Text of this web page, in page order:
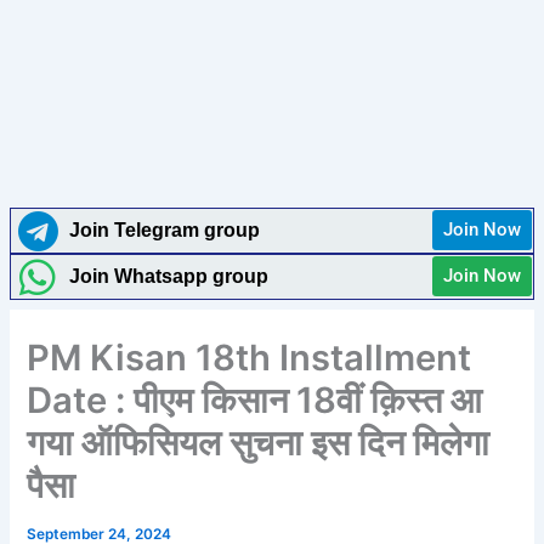
Join Telegram group Join Now
Join Whatsapp group Join Now
PM Kisan 18th Installment
Date : पीएम किसान 18वीं क़िस्त आ
गया ऑफिसियल सुचना इस दिन मिलेगा
पैसा
September 24, 2024